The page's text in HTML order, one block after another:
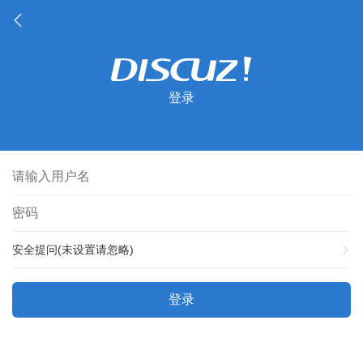
登录
安全提问(未设置请忽略)
登录